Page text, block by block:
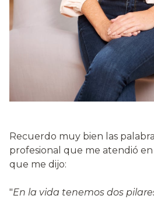
Recuerdo muy bien las
profesional que me atendió
que me dijo:
"En la vida tenemos dos